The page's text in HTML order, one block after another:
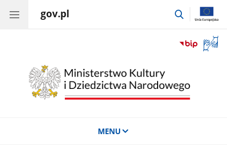
gov.pl
przejdź
okno
MENU